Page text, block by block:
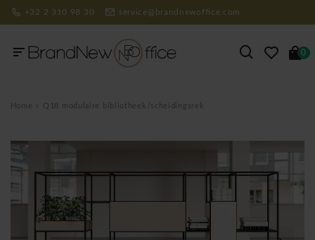
+32 2 310 98 30 service@brandnewoffice.com
0
Home Q18 modulaire bibliotheek/scheidingsrek